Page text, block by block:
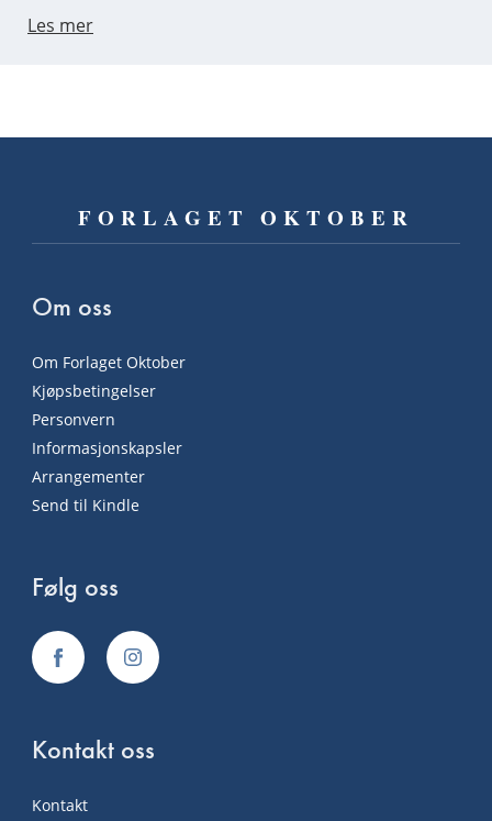
Les mer
FORLAGET OKTOBER
Om oss
Om Forlaget Oktober
Kjøpsbetingelser
Personvern
Informasjonskapsler
Arrangementer
Send til Kindle
Følg oss
Kontakt oss
Kontakt